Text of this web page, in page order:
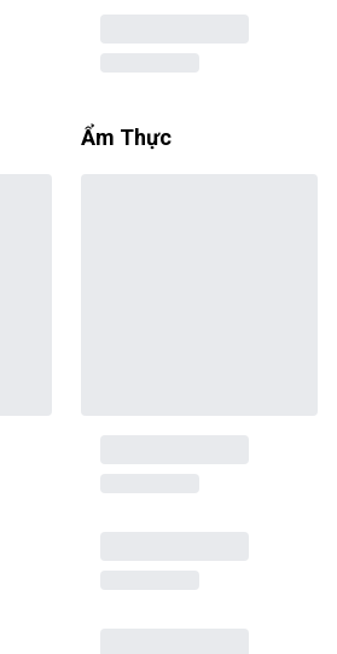
Ẩm Thực